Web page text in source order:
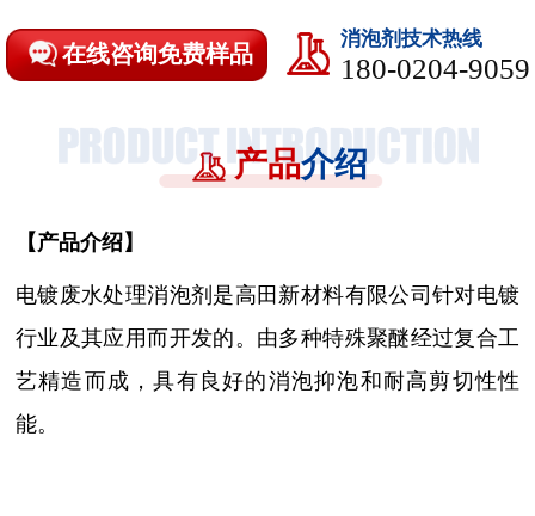
在线咨询免费样品
消泡剂技术热线
180-0204-9059
产品介绍
【产品介绍】
电镀废水处理消泡剂是高田新材料有限公司针对电镀
行业及其应用而开发的。 由多种特殊聚醚经过复合工
艺精造而成，具有良好的消泡抑泡和耐高剪切性性
能。